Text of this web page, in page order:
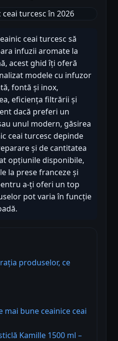
ceai turcesc să
infuzii aromate la
acest ghid îți oferă
modele cu infuzor
fontă și inox,
eficiența filtrării și
dacă preferi un
unul modern, găsirea
ceai turcesc depinde
și de cantitatea
opțiunile disponibile,
la prese franceze și
a-ți oferi un top
pot varia în funcție
produselor, ce
mai bune ceainice ceai
Kamille 1500 ml –